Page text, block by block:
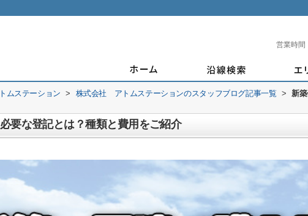
営業時間
ムステーション > 株式会社 アトムステーションのスタッフブログ記事一覧 >
新
要な登記とは？種類と費用をご紹介